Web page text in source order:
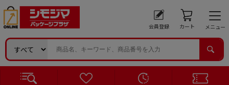
会員登録 カート メニュー